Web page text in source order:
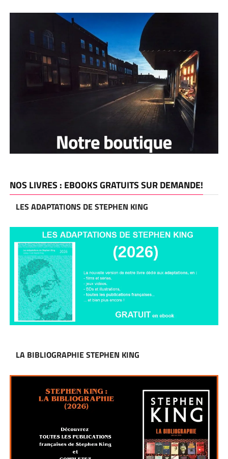
NOS LIVRES : EBOOKS GRATUITS SUR DEMANDE!
LES ADAPTATIONS DE STEPHEN KING
LA BIBLIOGRAPHIE STEPHEN KING